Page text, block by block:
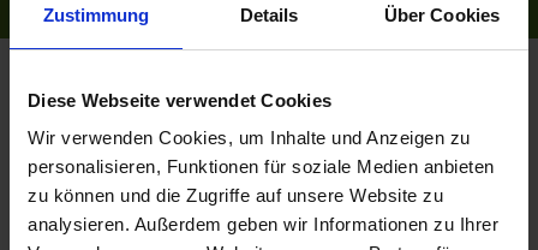
Zustimmung Details Über Cookies
Diese Webseite verwendet Cookies
Wir verwenden Cookies, um Inhalte und Anzeigen zu
personalisieren, Funktionen für soziale Medien anbieten
zu können und die Zugriffe auf unsere Website zu
analysieren. Außerdem geben wir Informationen zu Ihrer